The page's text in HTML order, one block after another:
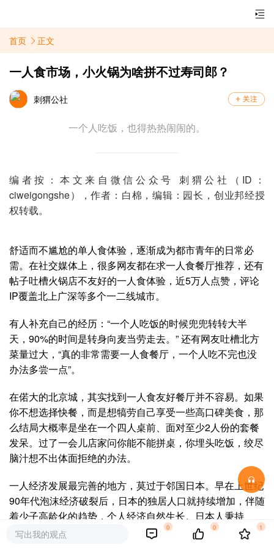
首页 正文
一人食市场，小火锅为啥拼不过寿司郎？
刺猬公社
一个人吃饭，也得热热闹闹的。
编者按：本文来自微信公众号 刺猬公社（ID：
ciweigongshe），作者：白棉，编辑：园长，创业邦经授
权转载。
舒适而不尴尬的单人食体验 ， 逐渐成为都市青年的日常必
需。在社交媒体上，很多网友都在求一人食餐厅推荐，还有
帖子吐槽火锅店不友好的一人食体验，近5万人点赞，评论
IP覆盖北上广深等多个一二线城市。
有人补充自己的经历：“一个人吃饭的时候兜兜转转大半
天，90%的时间是转身向麦当劳走去。” 还有网友吐槽北方
菜量过大，“真的非常需要一人食餐厅，一个人吃不完也没
办法多尝一点”。
在偌大的北京城，其实找到一人食友好餐厅并不容易。如果
你不想选择快餐，而是想犒劳自己享受一些高口碑美食，那
么结局大概率是坐在一个四人桌前、面对至少2人份的套餐
发呆。过了一会儿店家问你能不能拼桌，你埋头吃饭，绞尽
脑汁想不出体面拒绝的办法。
一人经济发展最完善的地方，莫过于邻国日本。早在上世纪
90年代泡沫经济破裂后，日本的独居人口就持续增加，伴随
着少子高龄化的趋势，个人经济自然生长。日本人秉持
着“不给他人添麻烦”的准则，在东亚文化土壤上生长出自由
写出我的观点
0 0 1